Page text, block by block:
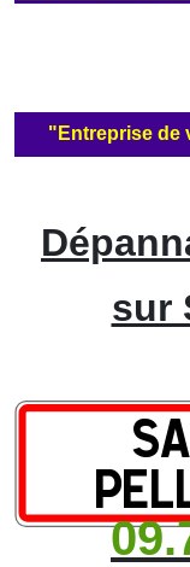
"Entreprise de
sur